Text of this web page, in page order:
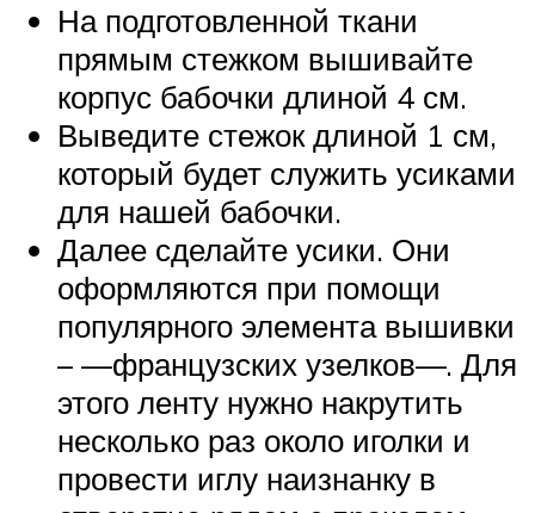
На подготовленной ткани
прямым стежком вышивайте
корпус бабочки длиной 4 см.
Выведите стежок длиной 1 см,
который будет служить усиками
для нашей бабочки.
Далее сделайте усики. Они
оформляются при помощи
популярного элемента вышивки
– —французских узелков—. Для
этого ленту нужно накрутить
несколько раз около иголки и
провести иглу наизнанку в